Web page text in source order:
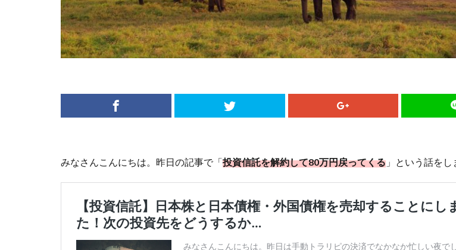
みなさんこんにちは。昨日の記事で「投資信託を解約して80万円戻ってくる 」という話をし